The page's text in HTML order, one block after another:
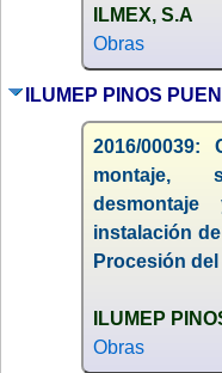
ILMEX, S.A
Obras
ILUMEP PINOS
2016/
montaje,
instalación
Procesión
ILUMEP
Obras